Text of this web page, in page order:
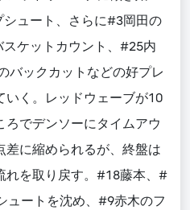
ュート、さらに#3岡田の
ケットカウント、#25内
バックカットなどの好プレ
いく。レッドウェーブが10
ろでデンソーにタイムアウ
差に縮められるが、終盤は
れを取り戻す。#18藤本、#
ュートを沈め、#9赤木のフ